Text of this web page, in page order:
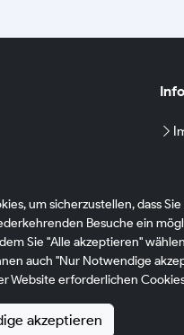
um sicherzustellen, dass
Besuche ein
Sie "Alle akzeptieren"
auch "Nur Notwendige
Website erforderlichen
akzeptieren
und pünktlich
gesteuert und
von der Buchung